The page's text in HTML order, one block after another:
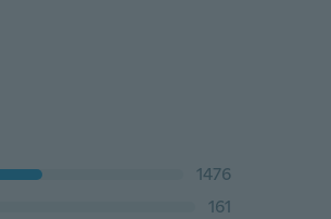
1476
161